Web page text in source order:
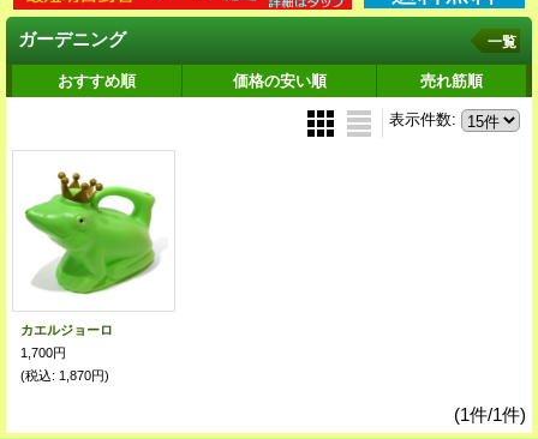
ガーデニング 一覧
おすすめ順 価格の安い順 売れ筋順
表示件数:
カエルジョーロ
1,700円
(税込: 1,870円)
(1件/1件)